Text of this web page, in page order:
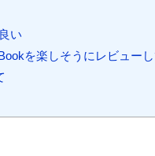
い
を楽しそうにレビュー